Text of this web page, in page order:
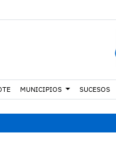
MUNICIPIOS SUCESOS